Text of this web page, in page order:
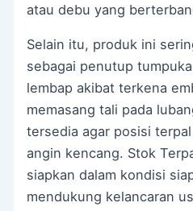
atau debu yang
Selain itu, produk ini
sebagai penutup
lembap akibat terkena
memasang tali pada
tersedia agar posisi
angin kencang. Stok
siapkan dalam kondisi
mendukung kelancaran